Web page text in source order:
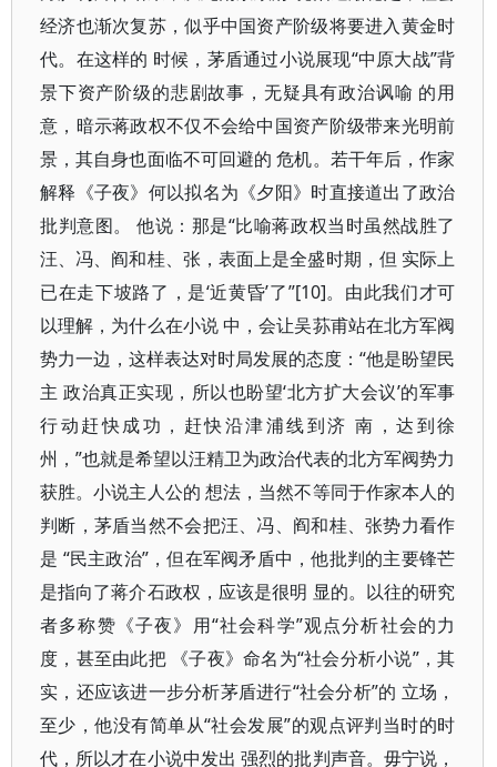
经济也渐次复苏，似乎中国资产阶级将要进入黄金时
代。在这样的 时候，茅盾通过小说展现“中原大战”背
景下资产阶级的悲剧故事，无疑具有政治讽喻 的用
意，暗示蒋政权不仅不会给中国资产阶级带来光明前
景，其自身也面临不可回避的 危机。若干年后，作家
解释《子夜》何以拟名为《夕阳》时直接道出了政治
批判意图。 他说：那是“比喻蒋政权当时虽然战胜了
汪、冯、阎和桂、张，表面上是全盛时期，但 实际上
已在走下坡路了，是‘近黄昏’了”[10]。由此我们才可
以理解，为什么在小说 中，会让吴荪甫站在北方军阀
势力一边，这样表达对时局发展的态度：“他是盼望民
主 政治真正实现，所以也盼望‘北方扩大会议’的军事
行动赶快成功，赶快沿津浦线到济 南，达到徐
州，”也就是希望以汪精卫为政治代表的北方军阀势力
获胜。小说主人公的 想法，当然不等同于作家本人的
判断，茅盾当然不会把汪、冯、阎和桂、张势力看作
是 “民主政治”，但在军阀矛盾中，他批判的主要锋芒
是指向了蒋介石政权，应该是很明 显的。以往的研究
者多称赞《子夜》用“社会科学”观点分析社会的力
度，甚至由此把 《子夜》命名为“社会分析小说”，其
实，还应该进一步分析茅盾进行“社会分析”的 立场，
至少，他没有简单从“社会发展”的观点评判当时的时
代，所以才在小说中发出 强烈的批判声音。毋宁说，